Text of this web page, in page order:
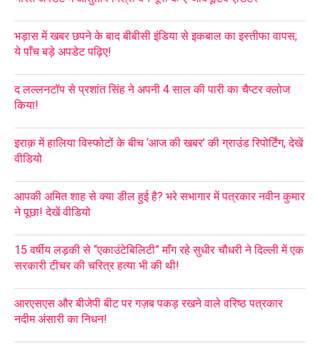
भड़ास में खबर छपने के बाद बीबीसी इंडिया से इकबाल का इस्तीफा वापस;
ये पाँच बड़े अपडेट पढ़िए!
द लल्लनटॉप से प्रशांत सिंह ने अपनी 4 साल की पारी का चैप्टर क्लोज
किया!
इराक़ में हालिया विस्फोटों के बीच ‘आज की खबर’ की ग्राउंड रिपोर्टिंग, देखें
वीडियो
आपकी अमित शाह से क्या डील हुई है? भरे सभागार में पत्रकार नवीन कुमार
ने पूछा! देखें वीडियो
15 वर्षीय लड़की से “एकाउंटेबिलिटी” माँग रहे सुधीर चौधरी ने दिल्ली में एक
सरकारी टीचर की चरित्र हत्या भी की थी!
आरएसएस और बीजेपी बीट पर गज़ब पकड़ रखने वाले वरिष्ठ पत्रकार
नदीम अंसारी का निधन!